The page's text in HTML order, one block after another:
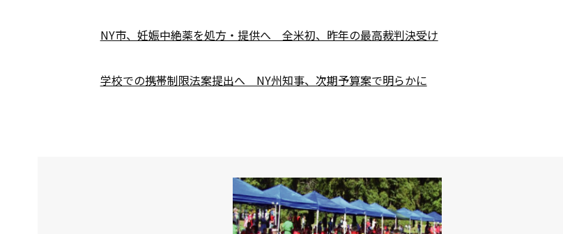
NY市、妊娠中絶薬を処方・提供へ 全米初、昨年の最高裁判決受け
学校での携帯制限法案提出へ NY州知事、次期予算案で明らかに